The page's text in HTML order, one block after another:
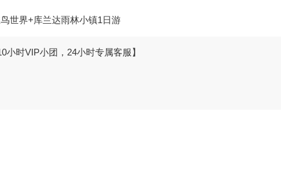
世界+库兰达雨林小镇1日游
时VIP小团，24小时专属客服】